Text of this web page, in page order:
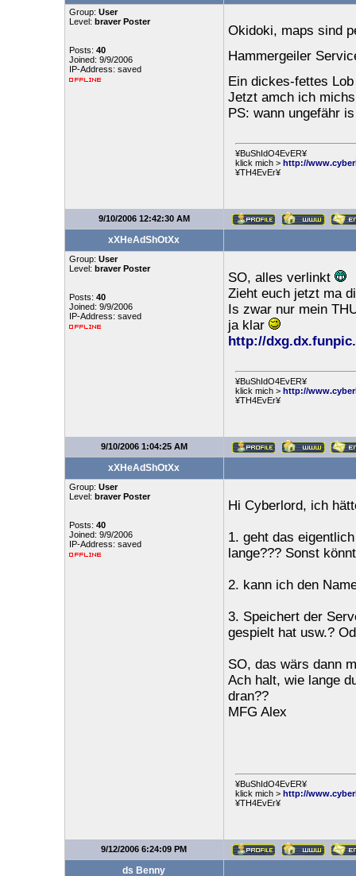
Group: User
Level: braver Poster
Posts: 40
Joined: 9/9/2006
IP-Address: saved
Okidoki, maps sind
Hammergeiler
Ein dickes-fettes
Jetzt amch ich
PS: wann ungefähr
¥BuShIdO4EvER¥
klick mich > http://
¥TH4EvEr¥
9/10/2006 12:42:30 AM
xXHeAdShOtXx
Group: User
Level: braver Poster
Posts: 40
Joined: 9/9/2006
IP-Address: saved
SO, alles verlinkt
Zieht euch jetzt ma
Is zwar nur mein
ja klar
http://
¥BuShIdO4EvER¥
klick mich > http://
¥TH4EvEr¥
9/10/2006 1:04:25 AM
xXHeAdShOtXx
Group: User
Level: braver Poster
Posts: 40
Joined: 9/9/2006
IP-Address: saved
Hi Cyberlord, ich
1. geht das
lange??? Sonst
2. kann ich den
3. Speichert der
gespielt hat usw.?
SO, das wärs dann
Ach halt, wie lange
dran??
MFG Alex
¥BuShIdO4EvER¥
klick mich > http://
¥TH4EvEr¥
9/12/2006 6:24:09 PM
ds Benny